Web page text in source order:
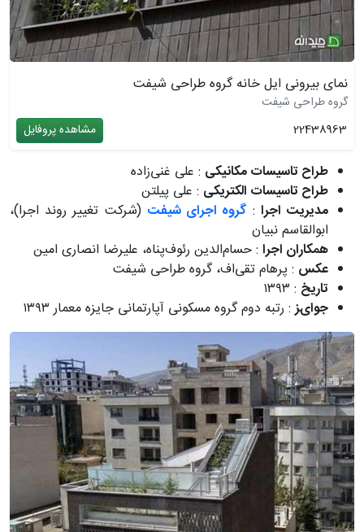
نمای بیرونی ایل خانه گروه طراحی شیفت
گروه طراحی شیفت
22438963
مشاهده پروفایل
طراح تاسیسات مکانیکی : علی غنی‌زاده
طراح تاسیسات الکتریکی : علی پیلتن
مدیریت اجرا : گروه اجرای شیفت (شرکت تغییر روند اجرا)،
ابوالقاسم نبیان
همکاران اجرا : حسام‌الدین رئوف‌پناه، علیرضا انصاری امین
عکس : پرهام تقی‌اف، گروه طراحی شیفت
تاریخ : ۱۳۹۳
ﺟﻮایﺰ: رﺗﺒﻪ دوم ﮔﺮوه مسکونی آپارتمانی جایزه ﻣﻌﻤﺎر ۱۳۹۳